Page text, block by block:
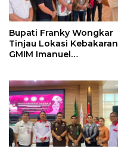
Bupati Franky Wongkar
Tinjau Lokasi Kebakaran
GMIM Imanuel
Dukung Pemulihan